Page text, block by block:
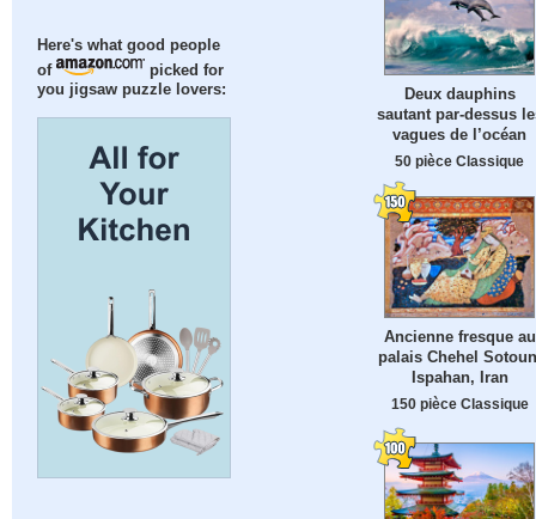
Here's what good people
of
picked for
you jigsaw puzzle lovers:
Deux dauphins
sautant par-dessus
vagues de l’océan
50 pièce Classique
Ancienne fresque au
palais Chehel
Ispahan, Iran
150 pièce Classique